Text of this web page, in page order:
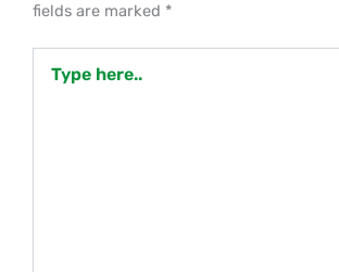
fields are marked *
here..